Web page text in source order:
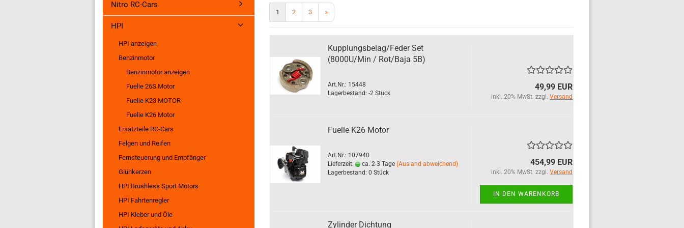
HPI Servo
HPI Tunningteile
Nitro Motoren
Pull & Rotostart Parts
Maverick anzeigen
Ersatzteile RC-Cars
Fahrtenregler
Zubehör anzeigen
Crawler Zubehör
1 2 3 »
Kupplungsbelag/Feder Set
(8000U/Min / Rot/Baja 5B)
Art.Nr.: 15448
Lagerbestand: -2 Stück
49,99 EUR
inkl. 20% MwSt. zzgl.Versand
Fuelie K26 Motor
Art.Nr.: 107940
Lieferzeit:
ca. 2-3 Tage (Ausland abweichend)
Lagerbestand: 0 Stück
454,99 EUR
inkl. 20% MwSt. zzgl.Versand
IN DEN WARENKORB
Zylinder Dichtung
Nitro RC-Cars
HPI
HPI anzeigen
Benzinmotor
Benzinmotor anzeigen
Fuelie 26S Motor
Fuelie K23 MOTOR
Fuelie K26 Motor
Ersatzteile RC-Cars
Felgen und Reifen
Fernsteuerung und Empfänger
Glühkerzen
HPI Brushless Sport Motors
HPI Fahrtenregler
HPI Kleber und Öle